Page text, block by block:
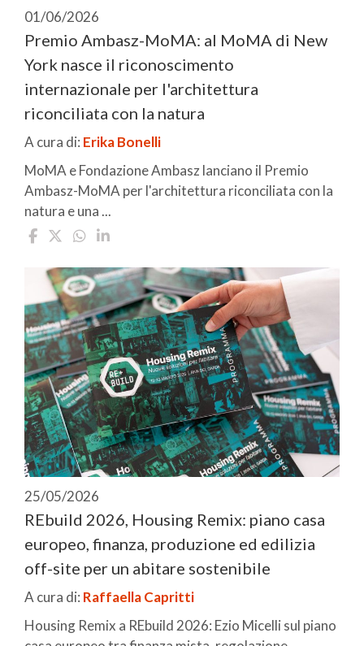
01/06/2026
Premio Ambasz-MoMA: al MoMA di New
York nasce il riconoscimento
internazionale per l'architettura
riconciliata con la natura
A cura di: Erika Bonelli
MoMA e Fondazione Ambasz lanciano il Premio
Ambasz-MoMA per l'architettura riconciliata con la
natura e una ...
25/05/2026
REbuild 2026, Housing Remix: piano casa
europeo, finanza, produzione ed edilizia
off-site per un abitare sostenibile
A cura di: Raffaella Capritti
Housing Remix a REbuild 2026: Ezio Micelli sul piano